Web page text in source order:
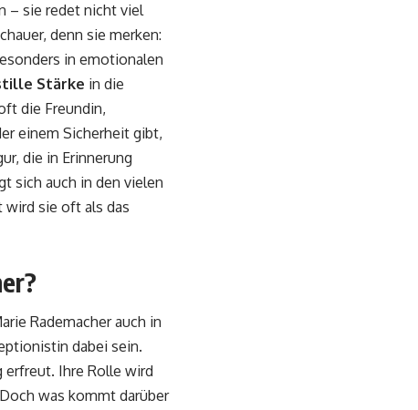
– sie redet nicht viel
denn sie merken:
in emotionalen
Stärke in die
die Freundin,
einem Sicherheit gibt,
die in Erinnerung
sich auch in den vielen
sie oft als das
Rademacher auch in
dabei sein.
erfreut. Ihre Rolle wird
was kommt darüber